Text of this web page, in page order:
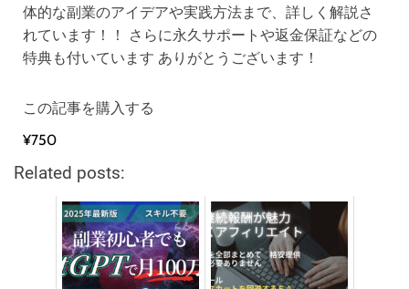
体的な副業のアイデアや実践方法まで、詳しく解説さ
れています！！ さらに永久サポートや返金保証などの
特典も付いています ありがとうございます！
この記事を購入する
¥750
Related posts: